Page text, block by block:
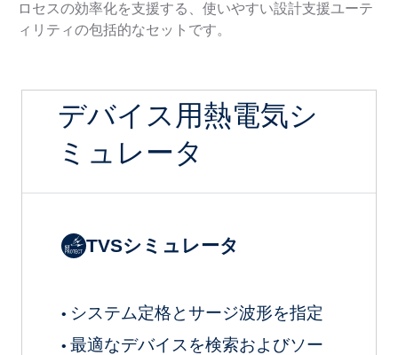
ロセスの効率化を支援する、使いやすい設計支援ユーテ
ィリティの包括的なセットです。
デバイス用熱電気シ
ミュレータ
TVSシミュレータ
• システム定格とサージ波形を指定
• 最適なデバイスを検索およびソー